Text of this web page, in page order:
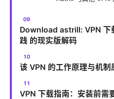
Download astrill: VPN 下
践 的现实版解码
该 VPN 的工作原理与机
VPN 下载指南：安装前需